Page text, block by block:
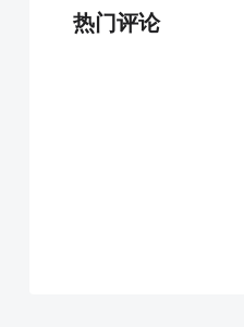
热门评论